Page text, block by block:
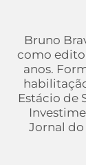
2026
MEU
TIME
SÉRIE
A
MÍDIA
Bruno
como
anos.
Estácio de
Jornal do